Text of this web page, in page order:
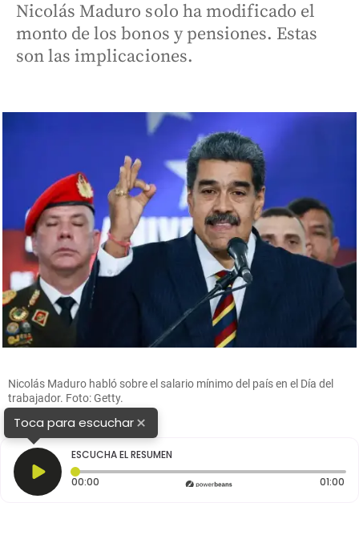
Nicolás Maduro solo ha modificado el
monto de los bonos y pensiones. Estas
son las implicaciones.
Nicolás Maduro habló sobre el salario mínimo del país en el Día del
trabajador. Foto: Getty.
Toca para escuchar×
ESCUCHA EL RESUMEN
00:00 Tiempo transcurrido: 0 segundos 01:00